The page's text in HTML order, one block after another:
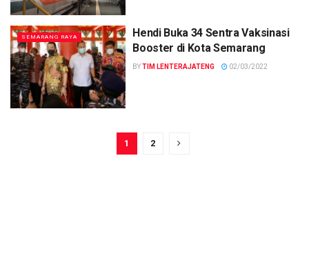
SEMARANG RAYA
Hendi Buka 34 Sentra Vaksinasi
Booster di Kota Semarang
BYTIM LENTERAJATENG 02/03/2022
1 2